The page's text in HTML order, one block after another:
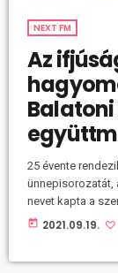
NEXT FM
Az
Balatoni
25 évente
ünnepisorozatát,
nevet kapta a
FM lett a befutó,
today 2021.09.19.